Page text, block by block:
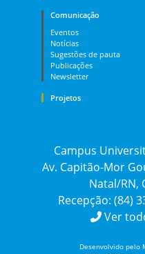
Comunicação
Eventos
Notícias
Sugestões de pauta
Publicações
Newsletter
Projetos
Campus
Av. Capitão-Mor
Natal/RN,
Recepção: (84)
Ver
Desenvolvido pelo